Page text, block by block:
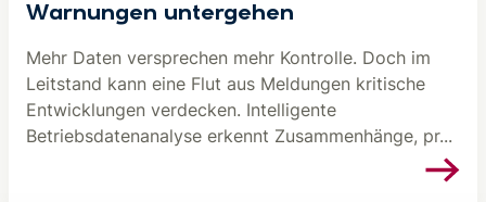
Warnungen untergehen
Mehr Daten versprechen mehr Kontrolle. Doch im
Leitstand kann eine Flut aus Meldungen kritische
Entwicklungen verdecken. Intelligente
Betriebsdatenanalyse erkennt Zusammenhänge, pr...